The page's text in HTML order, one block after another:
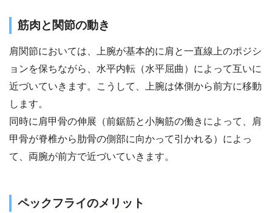
筋肉と関節の動き
肩関節においては、上腕が基本的に肩と一直線上のポジシ
ョンを保ちながら、水平内転（水平屈曲）によって互いに
近づいていきます。こうして、上腕は体側から前方に移動
します。
同時に肩甲骨の伸展（前鋸筋と小胸筋の働きによって、肩
甲骨が脊椎から肋骨の側部に向かって引かれる）によっ
て、両腕が前方で近づいていきます。
ペックフライのメリット